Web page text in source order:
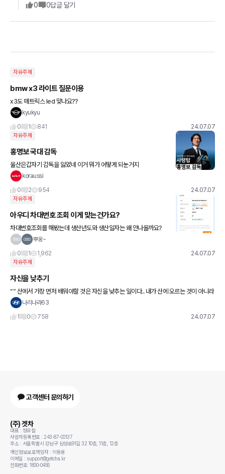
0 0답글 달기
자유주제
bmw x3 라이트 질문이용
x3도 매트릭스 led 맞나요??
kyukyu
0
1 841 24.07.07
자유주제
홍명보 국대 감독
울산은갑자기 감독을 잃었네 이거 뭐가 어떻게 되눈거지
koraussi
0
2 954 24.07.07
자유주제
아우디 차대번호 조회 이게 맞는건가요?
차대번호조회를 해봤는데 생산년도와 생산일자는 왜 안나올까요?
뿌웅~
0
1 1,962 24.07.07
자유주제
자신을 낮추기
“” 산에서 가장 먼저 배워야할 것은 자신을 낮추는 일이다.. 내가 산에 오르는 것이 아니라
산이 나를 받아주는 것이다.. “”
나리나라63
1
0 758 24.07.07
고객센터 문의하기
(주) 겟차
대표 : 정유철
사업자등록번호 : 243-87-00137
주소 : 서울특별시 강남구 삼성로91길 32 10층, 11층, 12층
개인정보보호책임자 : 이동용
이메일 : support@getcha.kr
전화번호: 1800-0456